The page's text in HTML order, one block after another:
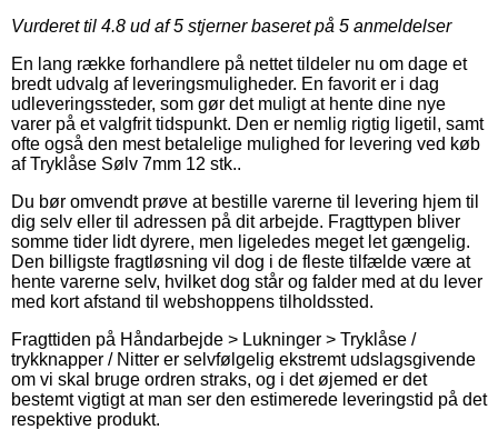
Vurderet til 4.8 ud af 5 stjerner baseret på 5 anmeldelser
En lang række forhandlere på nettet tildeler nu om dage et
bredt udvalg af leveringsmuligheder. En favorit er i dag
udleveringssteder, som gør det muligt at hente dine nye
varer på et valgfrit tidspunkt. Den er nemlig rigtig ligetil, samt
ofte også den mest betalelige mulighed for levering ved køb
af Tryklåse Sølv 7mm 12 stk..
Du bør omvendt prøve at bestille varerne til levering hjem til
dig selv eller til adressen på dit arbejde. Fragttypen bliver
somme tider lidt dyrere, men ligeledes meget let gængelig.
Den billigste fragtløsning vil dog i de fleste tilfælde være at
hente varerne selv, hvilket dog står og falder med at du lever
med kort afstand til webshoppens tilholdssted.
Fragttiden på Håndarbejde > Lukninger > Tryklåse /
trykknapper / Nitter er selvfølgelig ekstremt udslagsgivende
om vi skal bruge ordren straks, og i det øjemed er det
bestemt vigtigt at man ser den estimerede leveringstid på det
respektive produkt.